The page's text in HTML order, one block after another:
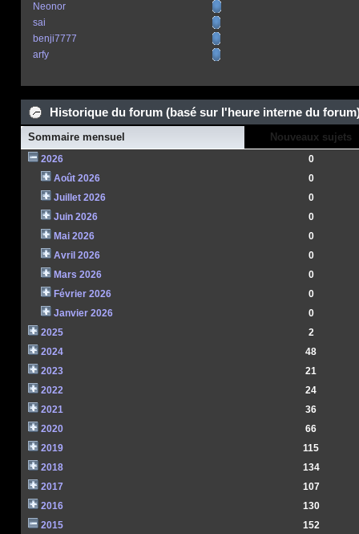
Neonor
sai
benji7777
arfy
Historique du forum (basé sur l'heure interne du
Sommaire mensuel Nouveaux sujets
2026
0
Août 2026
0
Juillet 2026
0
Juin 2026
0
Mai 2026
0
Avril 2026
0
Mars 2026
0
Février 2026
0
Janvier 2026
0
2025
2
2024
48
2023
21
2022
24
2021
36
2020
66
2019
115
2018
134
2017
107
2016
130
2015
152